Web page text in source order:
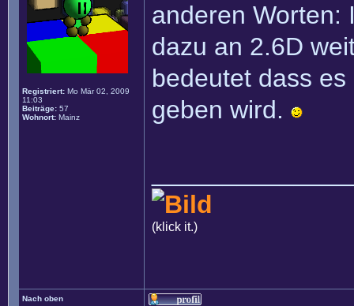
Registriert: Mo Mär 02, 2009
11:03
Beiträge: 57
Wohnort: Mainz
anderen Worten:
dazu an 2.6D
bedeutet dass
geben wird.
(klick it.)
Nach oben